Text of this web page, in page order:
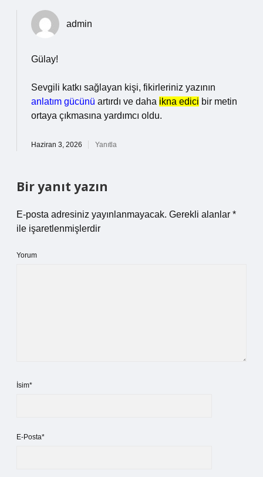
admin
Gülay!
Sevgili katkı sağlayan kişi, fikirleriniz yazının
anlatım gücünü artırdı ve daha ikna edici bir metin
ortaya çıkmasına yardımcı oldu.
Haziran 3, 2026 Yanıtla
Bir yanıt yazın
E-posta adresiniz yayınlanmayacak. Gerekli alanlar *
ile işaretlenmişlerdir
Yorum
İsim*
E-Posta*